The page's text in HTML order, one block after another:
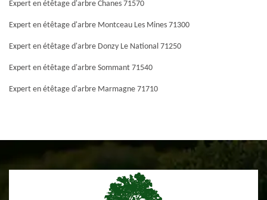
Expert en étêtage d'arbre Chanes 71570
Expert en étêtage d'arbre Montceau Les Mines 71300
Expert en étêtage d'arbre Donzy Le National 71250
Expert en étêtage d'arbre Sommant 71540
Expert en étêtage d'arbre Marmagne 71710